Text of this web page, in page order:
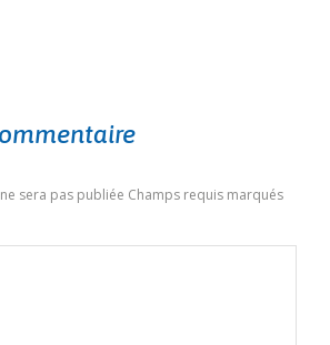
sera pas publiée Champs requis marqués